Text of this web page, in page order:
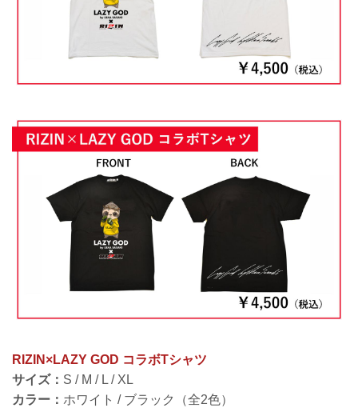
RIZIN×LAZY GOD コラボTシャツ
サイズ： S / M / L / XL
カラー： ホワイト / ブラック（全2色）